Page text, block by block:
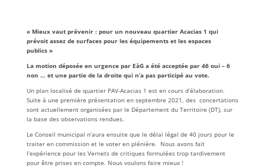
« Mieux vaut prévenir : pour un nouveau quartier Acacias 1 qui
prévoit assez de surfaces pour les équipements et les espaces
publics »
La motion déposée en urgence par EàG a été acceptée par 46 oui – 6
non … et une partie de la droite qui n’a pas participé au vote.
Un plan localisé de quartier PAV-Acacias 1 est en cours d’élaboration.
Suite à une première présentation en septembre 2021, des concertations
sont actuellement organisées par le Département du Territoire (DT), sur
la base des observations rendues.
Le Conseil municipal n’aura ensuite que le délai légal de 40 jours pour le
traiter en commission et le voter en plénière. Nous avons fait
l’expérience pour les Vernets de critiques formulées trop tardivement
pour être prises en compte. Nous voulons faire mieux !